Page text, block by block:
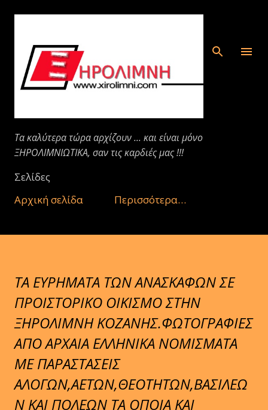
Μετάβαση στο κύριο περιεχόμενο
Τα καλύτερα τώρα αρχίζουν ... και είναι μόνο
ΞΗΡΟΛΙΜΝΙΩΤΙΚΑ, σαν τις καρδιές μας !!!
Σελίδες
Αρχική σελίδα
Περισσότερα…
ΤΑ ΕΥΡΗΜΑΤΑ ΤΩΝ ΑΝΑΣΚΑΦΩΝ ΣΕ
ΠΡΟΙΣΤΟΡΙΚΟ ΟΙΚΙΣΜΟ ΣΤΗΝ
ΞΗΡΟΛΙΜΝΗ ΚΟΖΑΝΗΣ.ΦΩΤΟΓΡΑΦΙΕΣ
ΑΠΟ ΑΡΧΑΙΑ ΕΛΛΗΝΙΚΑ ΝΟΜΙΣΜΑΤΑ
ΜΕ ΠΑΡΑΣΤΑΣΕΙΣ
ΑΛΟΓΩΝ,ΑΕΤΩΝ,ΘΕΟΤΗΤΩΝ,ΒΑΣΙΛΕΩ
Ν ΚΑΙ ΠΟΛΕΩΝ ΤΑ ΟΠΟΙΑ ΚΑΙ